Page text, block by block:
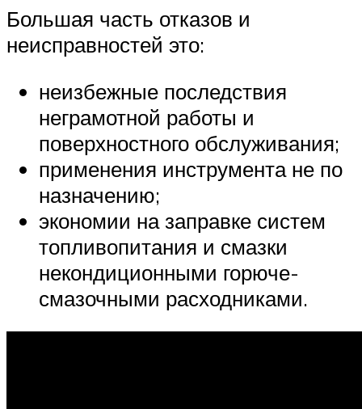
Большая часть отказов и
неисправностей это:
неизбежные последствия
неграмотной работы и
поверхностного обслуживания;
применения инструмента не по
назначению;
экономии на заправке систем
топливопитания и смазки
некондиционными горюче-
смазочными расходниками.